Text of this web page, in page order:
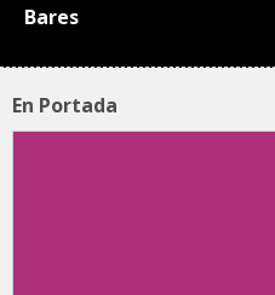
Bares
En Portada